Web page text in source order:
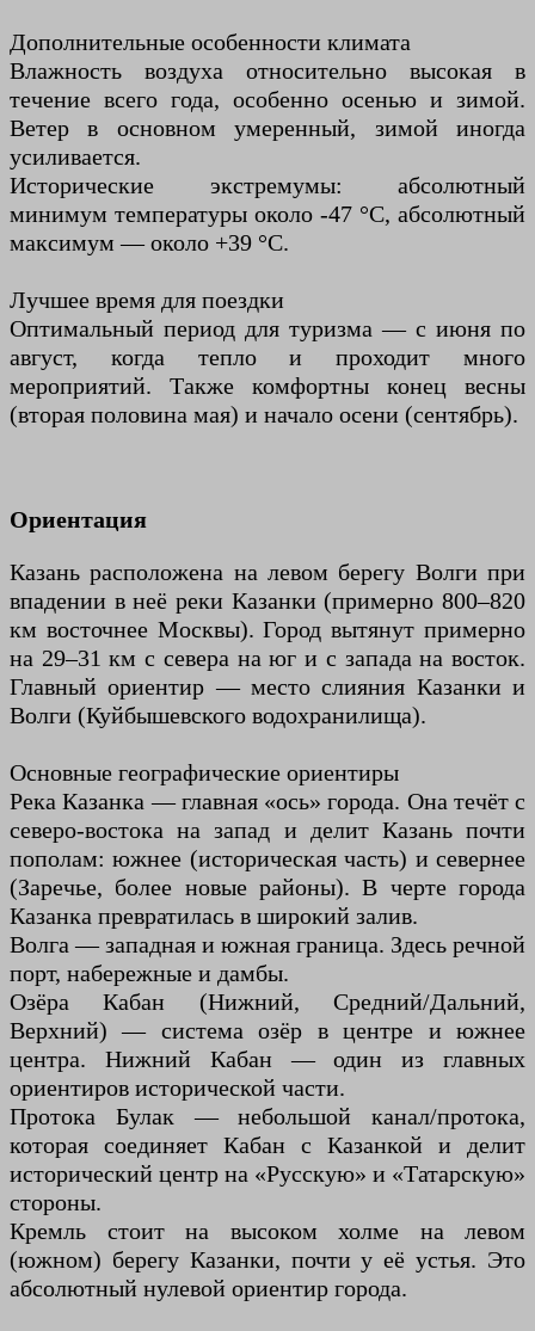
Дополнительные особенности климата
Влажность воздуха относительно высокая в
течение всего года, особенно осенью и зимой.
Ветер в основном умеренный, зимой иногда
усиливается.
Исторические экстремумы: абсолютный
минимум температуры около -47 °C, абсолютный
максимум — около +39 °C.
Лучшее время для поездки
Оптимальный период для туризма — с июня по
август, когда тепло и проходит много
мероприятий. Также комфортны конец весны
(вторая половина мая) и начало осени (сентябрь).
Ориентация
Казань расположена на левом берегу Волги при
впадении в неё реки Казанки (примерно 800–820
км восточнее Москвы). Город вытянут примерно
на 29–31 км с севера на юг и с запада на восток.
Главный ориентир — место слияния Казанки и
Волги (Куйбышевского водохранилища).
Основные географические ориентиры
Река Казанка — главная «ось» города. Она течёт с
северо-востока на запад и делит Казань почти
пополам: южнее (историческая часть) и севернее
(Заречье, более новые районы). В черте города
Казанка превратилась в широкий залив.
Волга — западная и южная граница. Здесь речной
порт, набережные и дамбы.
Озёра Кабан (Нижний, Средний/Дальний,
Верхний) — система озёр в центре и южнее
центра. Нижний Кабан — один из главных
ориентиров исторической части.
Протока Булак — небольшой канал/протока,
которая соединяет Кабан с Казанкой и делит
исторический центр на «Русскую» и «Татарскую»
стороны.
Кремль стоит на высоком холме на левом
(южном) берегу Казанки, почти у её устья. Это
абсолютный нулевой ориентир города.